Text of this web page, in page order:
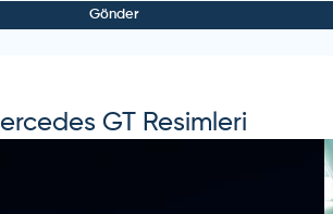
Gönder
GT Resimleri